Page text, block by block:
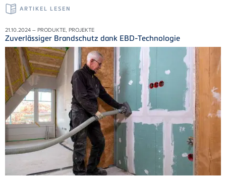
ARTIKEL LESEN
21.10.2024 – PRODUKTE, PROJEKTE
Zuverlässiger Brandschutz dank EBD-Technologie